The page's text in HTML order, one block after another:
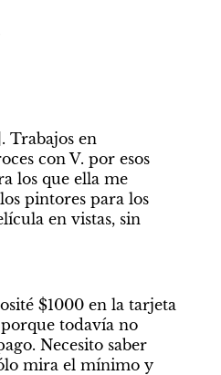
Trabajos en
con V. por esos
los que ella me
pintores para los
en vistas, sin
$1000 en la tarjeta
todavía no
Necesito saber
mira el mínimo y